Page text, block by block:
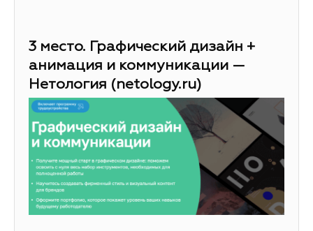
3 место. Графический дизайн +
анимация и коммуникации —
Нетология (netology.ru)